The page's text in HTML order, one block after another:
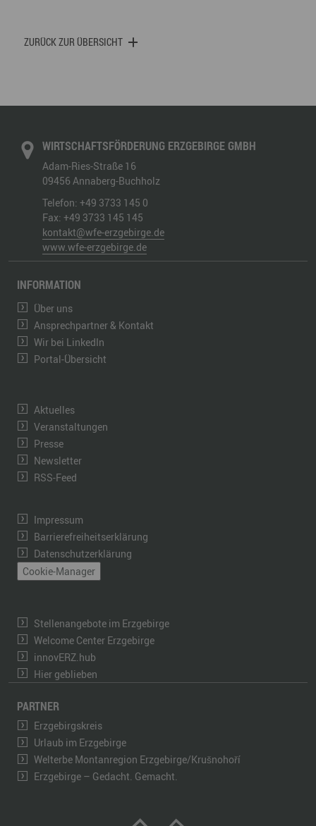
ZURÜCK ZUR ÜBERSICHT
WIRTSCHAFTSFÖRDERUNG ERZGEBIRGE GMBH
Adam-Ries-Straße 16
09456 Annaberg-Buchholz
Telefon: +49 3733 145 0
Fax: +49 3733 145 145
kontakt@wfe-erzgebirge.de
www.wfe-erzgebirge.de
INFORMATION
Über uns
Ansprechpartner & Kontakt
Wir bei LinkedIn
Portal-Übersicht
Aktuelles
Veranstaltungen
Presse
Newsletter
RSS-Feed
Impressum
Barrierefreiheitserklärung
Datenschutzerklärung
Cookie-Manager
Stellenangebote im Erzgebirge
Welcome Center Erzgebirge
innovERZ.hub
Hier geblieben
PARTNER
Erzgebirgskreis
Urlaub im Erzgebirge
Welterbe Montanregion Erzgebirge/Krušnohoří
Erzgebirge – Gedacht. Gemacht.